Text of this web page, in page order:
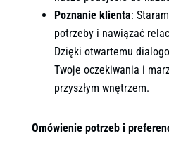
Poznanie klienta:
potrzeby i nawiązać
Dzięki otwartemu
Twoje oczekiwania i
przyszłym wnętrzem.
Omówienie potrzeb i